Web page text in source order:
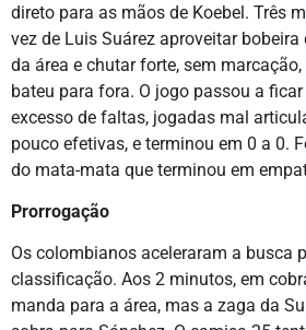
direto para as mãos de Koebel. Três
vez de Luis Suárez aproveitar bobeira
da área e chutar forte, sem
bateu para fora. O jogo passou a
excesso de faltas, jogadas mal
pouco efetivas, e terminou em 0 a 0.
do mata-mata que terminou em
Prorrogação
Os colombianos aceleraram a busca
classificação. Aos 2 minutos, em
manda para a área, mas a zaga da